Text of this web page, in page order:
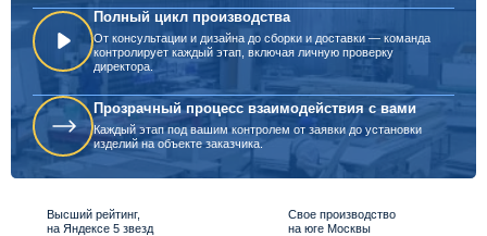
Полный цикл производства
От консультации и дизайна до сборки и доставки — команда
контролирует каждый этап, включая личную проверку
директора.
Прозрачный процесс взаимодействия с вами
Каждый этап под вашим контролем от заявки до установки
изделий на объекте заказчика.
Высший рейтинг,
на Яндексе 5 звезд
Свое производство
на юге Москвы